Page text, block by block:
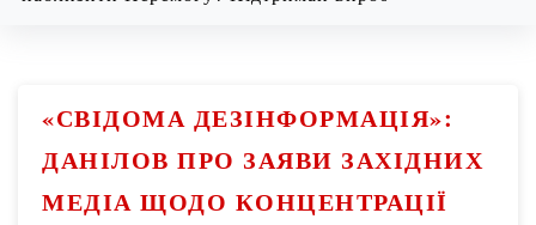
«СВІДОМА ДЕЗІНФОРМАЦІЯ»:
ДАНІЛОВ ПРО ЗАЯВИ ЗАХІДНИХ
МЕДІА ЩОДО КОНЦЕНТРАЦІЇ